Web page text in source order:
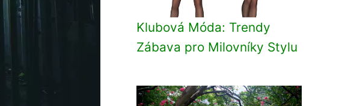
Klubová Móda: Trendy
Zábava pro Milovníky Stylu